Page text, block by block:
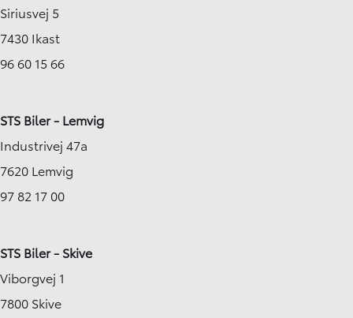
Siriusvej 5
7430 Ikast
96 60 15 66
STS Biler - Lemvig
Industrivej 47a
7620 Lemvig
97 82 17 00
STS Biler - Skive
Viborgvej 1
7800 Skive